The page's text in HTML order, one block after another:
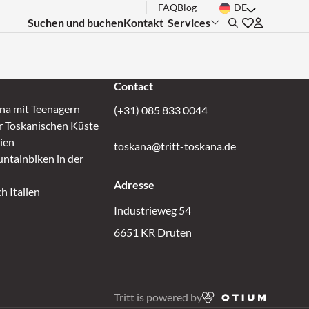
Suchen und buchenKontakt Submenu:
Services Search
Gehen Sie
Inloggen
FAQBlog DE
mit Teenagern
Küste
in der
Italien
Contact
(+31) 085 833 0044
toskana@tritt-toskana.de
Adresse
Industrieweg 54
6651 KR Druten
Tritt is powered by